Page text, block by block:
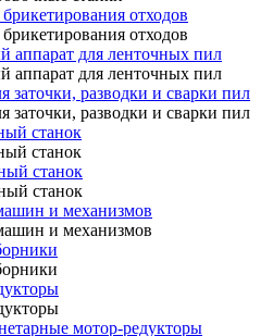
отходов
отходов
аппарат для ленточных пил
аппарат для ленточных пил
заточки, разводки и сварки пил
заточки, разводки и сварки пил
станок
станок
станок
станок
и механизмов
и механизмов
мотор-редукторы